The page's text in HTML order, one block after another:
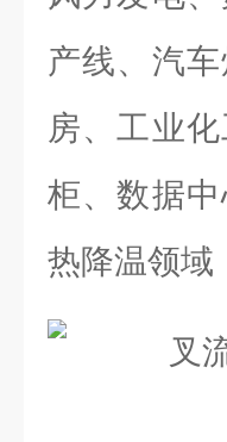
产线、汽
房、工业
柜、数据
热降温领域